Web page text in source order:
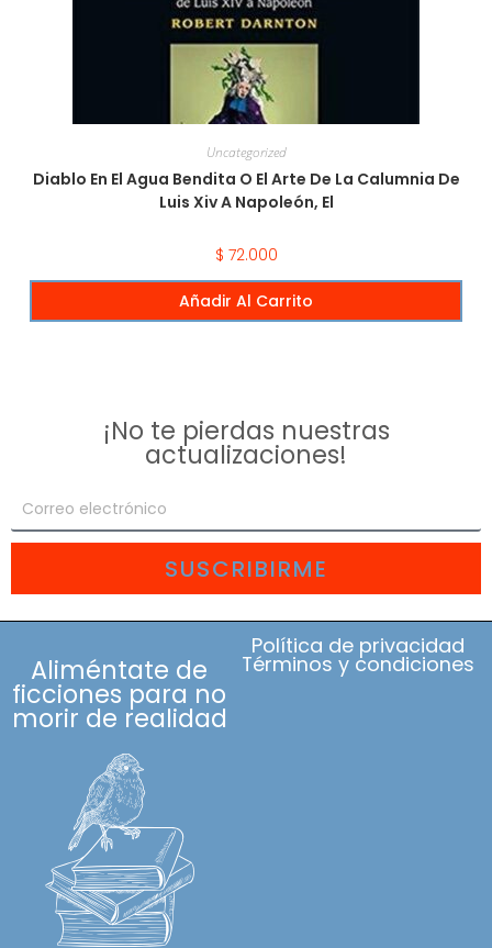
Uncategorized
Diablo En El Agua Bendita O El Arte De La Calumnia De
Luis Xiv A Napoleón, El
$ 72.000
Añadir Al Carrito
¡No te pierdas nuestras
actualizaciones!
SUSCRIBIRME
Aliméntate de
ficciones para no
morir de realidad
Política de privacidad
Términos y condiciones